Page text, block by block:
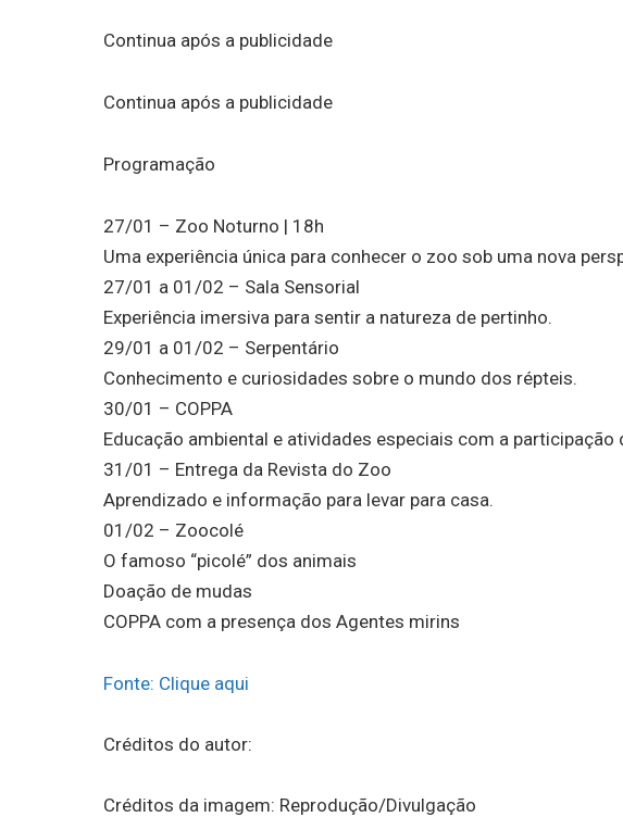
Continua após a publicidade
Continua após a publicidade
Programação
27/01 – Zoo Noturno | 18h
Uma experiência única para conhecer o zoo sob uma nova
27/01 a 01/02 – Sala Sensorial
Experiência imersiva para sentir a natureza de pertinho.
29/01 a 01/02 – Serpentário
Conhecimento e curiosidades sobre o mundo dos répteis.
30/01 – COPPA
Educação ambiental e atividades especiais com a participação
31/01 – Entrega da Revista do Zoo
Aprendizado e informação para levar para casa.
01/02 – Zoocolé
O famoso “picolé” dos animais
Doação de mudas
COPPA com a presença dos Agentes mirins
Fonte: Clique aqui
Créditos do autor:
Créditos da imagem: Reprodução/Divulgação